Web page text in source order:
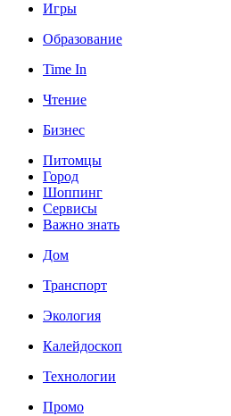
Игры
Образование
Time In
Чтение
Бизнес
Питомцы
Город
Шоппинг
Сервисы
Важно знать
Дом
Транспорт
Экология
Калейдоскоп
Технологии
Промо